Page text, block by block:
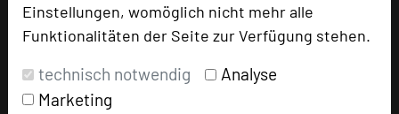
Einstellungen, womöglich nicht mehr alle
Funktionalitäten der Seite zur Verfügung stehen.
technisch notwendig
Analyse
Marketing
Hotel bewerten
Hoteldaten